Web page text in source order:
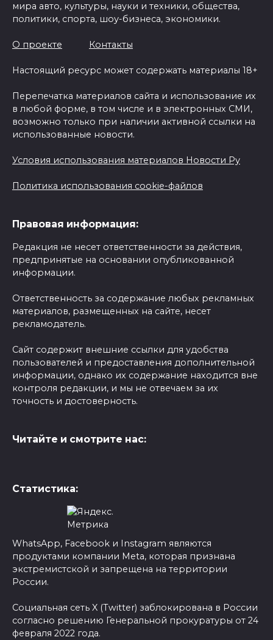
мира авто, культуры, науки и техники, общества,
политики, спорта, шоу-бизнеса, экономики.
О проекте Контакты
Настоящий ресурс может содержать материалы 18+
Перепечатка материалов сайта и использование их
в любой форме, в том числе и в электронных СМИ,
возможно только при наличии активной ссылки на
использованные новости.
Условия использования материалов Новости Ру
Политика использования cookie-файлов
Правовая информация:
Редакция не несет ответственности за действия,
предпринятые на основании опубликованной
информации.
Ответственность за содержание любых рекламных
материалов, размещенных на сайте, несет
рекламодатель.
Сайт содержит внешние ссылки для удобства
пользователей и предоставления дополнительной
информации, однако их содержание находится вне
контроля редакции, и мы не отвечаем за их
точность и достоверность.
Читайте и смотрите нас:
Статистика:
WhatsApp, Facebook и Instagram являются
продуктами компании Meta, которая признана
экстремистской и запрещена на территории
России.
Социальная сеть X (Twitter) заблокирована в России
согласно решению Генеральной прокуратуры от 24
февраля 2022 года.